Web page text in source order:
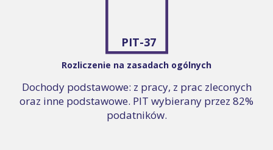
PIT-37
Rozliczenie na zasadach ogólnych
Dochody podstawowe: z pracy, z prac zleconych
oraz inne podstawowe. PIT wybierany przez 82%
podatników.